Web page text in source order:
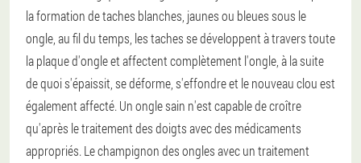
la formation de taches blanches, jaunes ou bleues sous le
ongle, au fil du temps, les taches se développent à travers toute
la plaque d'ongle et affectent complètement l'ongle, à la suite
de quoi s'épaissit, se déforme, s'effondre et le nouveau clou est
également affecté. Un ongle sain n'est capable de croître
qu'après le traitement des doigts avec des médicaments
appropriés. Le champignon des ongles avec un traitement